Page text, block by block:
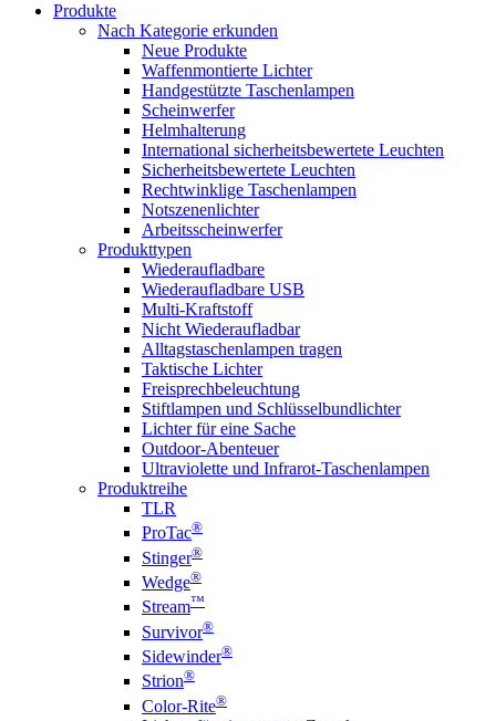
Produkte
Nach Kategorie erkunden
Neue Produkte
Waffenmontierte Lichter
Handgestützte Taschenlampen
Scheinwerfer
Helmhalterung
International sicherheitsbewertete Leuchten
Sicherheitsbewertete Leuchten
Rechtwinklige Taschenlampen
Notszenenlichter
Arbeitsscheinwerfer
Produkttypen
Wiederaufladbare
Wiederaufladbare USB
Multi-Kraftstoff
Nicht Wiederaufladbar
Alltagstaschenlampen tragen
Taktische Lichter
Freisprechbeleuchtung
Stiftlampen und Schlüsselbundlichter
Lichter für eine Sache
Outdoor-Abenteuer
Ultraviolette und Infrarot-Taschenlampen
Produktreihe
TLR
ProTac®
Stinger®
Wedge®
Stream™
Survivor®
Sidewinder®
Strion®
Color-Rite®